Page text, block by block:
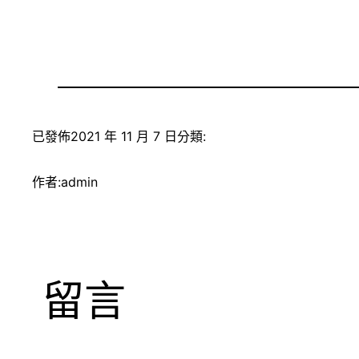
已發佈2021 年 11 月 7 日 分類:
作者:admin
留言